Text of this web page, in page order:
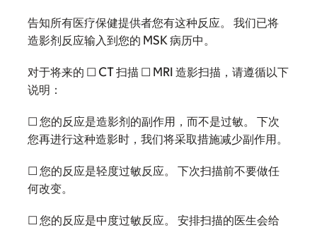
告知所有医疗保健提供者您有这种反应。 我们已将
造影剂反应输入到您的 MSK 病历中。
对于将来的 ☐ CT 扫描 ☐ MRI 造影扫描，请遵循以下
说明：
☐ 您的反应是造影剂的副作用，而不是过敏。 下次
您再进行这种造影时，我们将采取措施减少副作用。
☐ 您的反应是轻度过敏反应。 下次扫描前不要做任
何改变。
☐ 您的反应是中度过敏反应。 安排扫描的医生会给